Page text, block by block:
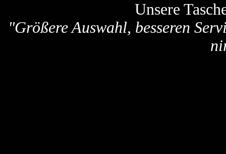
Unsere
"Größere Auswahl, besseren